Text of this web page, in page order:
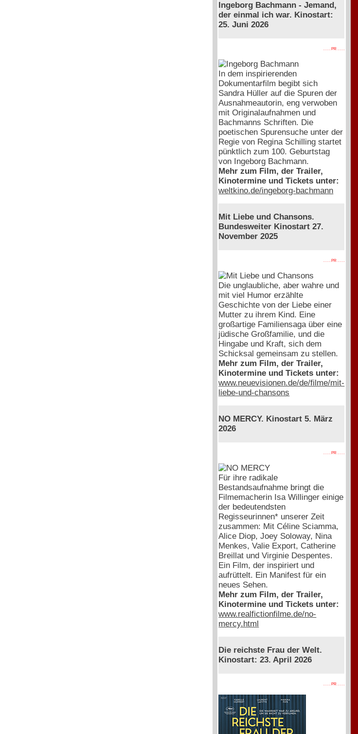
Ingeborg Bachmann - Jemand,
der einmal ich war. Kinostart:
25. Juni 2026
. . . . PR . . . .
In dem inspirierenden
Dokumentarfilm begibt sich
Sandra Hüller auf die Spuren der
Ausnahmeautorin, eng verwoben
mit Originalaufnahmen und
Bachmanns Schriften. Die
poetischen Spurensuche unter der
Regie von Regina Schilling startet
pünktlich zum 100. Geburtstag
von Ingeborg Bachmann.
Mehr zum Film, der Trailer,
Kinotermine und Tickets unter:
weltkino.de/ingeborg-bachmann
Mit Liebe und Chansons.
Bundesweiter Kinostart 27.
November 2025
. . . . PR . . . .
Die unglaubliche, aber wahre und
mit viel Humor erzählte
Geschichte von der Liebe einer
Mutter zu ihrem Kind. Eine
großartige Familiensaga über eine
jüdische Großfamilie, und die
Hingabe und Kraft, sich dem
Schicksal gemeinsam zu stellen.
Mehr zum Film, der Trailer,
Kinotermine und Tickets unter:
www.neuevisionen.de/de/filme/mit-
liebe-und-chansons
NO MERCY. Kinostart 5. März
2026
. . . . PR . . . .
Für ihre radikale
Bestandsaufnahme bringt die
Filmemacherin Isa Willinger einige
der bedeutendsten
Regisseurinnen* unserer Zeit
zusammen: Mit Céline Sciamma,
Alice Diop, Joey Soloway, Nina
Menkes, Valie Export, Catherine
Breillat und Virginie Despentes.
Ein Film, der inspiriert und
aufrüttelt. Ein Manifest für ein
neues Sehen.
Mehr zum Film, der Trailer,
Kinotermine und Tickets unter:
www.realfictionfilme.de/no-
mercy.html
Die reichste Frau der Welt.
Kinostart: 23. April 2026
. . . . PR . . . .